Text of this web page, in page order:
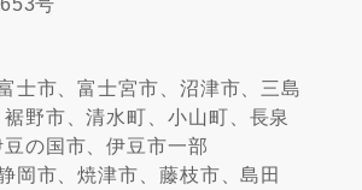
士市、富士宮市、沼津市、三島
野市、清水町、小山町、長泉
の国市、伊豆市一部
岡市、焼津市、藤枝市、島田